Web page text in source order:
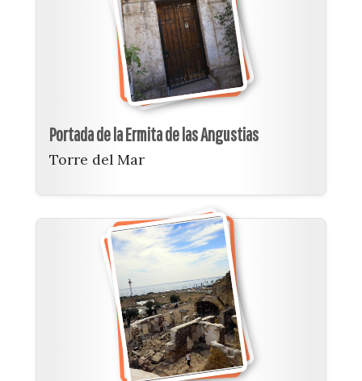
Portada de la Ermita de las Angustias
Torre del Mar